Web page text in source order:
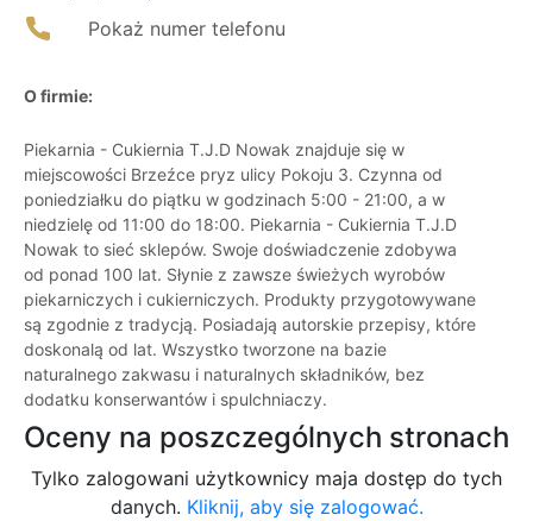
Pokaż numer telefonu
O firmie:
Piekarnia - Cukiernia T.J.D Nowak znajduje się w
miejscowości Brzeźce pryz ulicy Pokoju 3. Czynna od
poniedziałku do piątku w godzinach 5:00 - 21:00, a w
niedzielę od 11:00 do 18:00. Piekarnia - Cukiernia T.J.D
Nowak to sieć sklepów. Swoje doświadczenie zdobywa
od ponad 100 lat. Słynie z zawsze świeżych wyrobów
piekarniczych i cukierniczych. Produkty przygotowywane
są zgodnie z tradycją. Posiadają autorskie przepisy, które
doskonalą od lat. Wszystko tworzone na bazie
naturalnego zakwasu i naturalnych składników, bez
dodatku konserwantów i spulchniaczy.
Oceny na poszczególnych stronach
Tylko zalogowani użytkownicy maja dostęp do tych
danych. Kliknij, aby się zalogować.